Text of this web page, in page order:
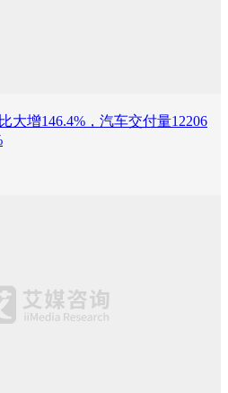
大增146.4%，汽车交付量12206